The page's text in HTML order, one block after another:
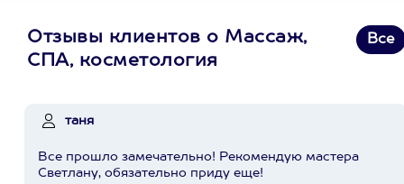
Отзывы клиентов о Массаж,
СПА, косметология
Все
таня
Все прошло замечательно! Рекомендую мастера
Светлану, обязательно приду еще!